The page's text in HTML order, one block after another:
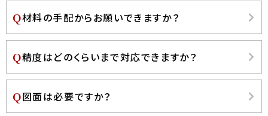
材料の手配からお願いできますか？
精度はどのくらいまで対応できますか？
図面は必要ですか？